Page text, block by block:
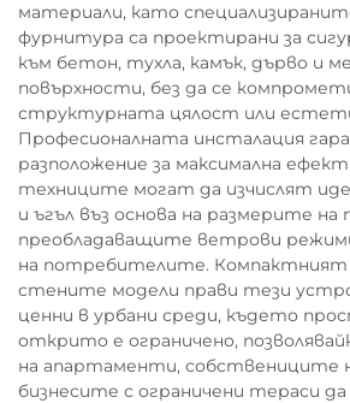
материали, като
фурнитура са проектирани за
към бетон, тухла, камък, дърво и
повърхности, без да се
структурната цялост или
Професионалната инсталация
разположение за максимална
техниците могат да изчислят
и ъгъл въз основа на размерите
преобладаващите ветрови
на потребителите. Компактният
стените модели прави тези
ценни в урбани среди, където
открито е ограничено,
на апартаменти, собствениците
бизнесите с ограничени тераси